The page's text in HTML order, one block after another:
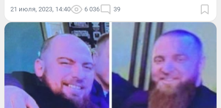
21 июля, 2023, 14:40 6 036 39